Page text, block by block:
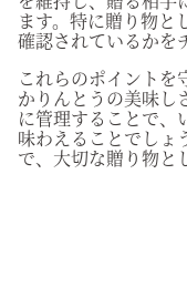
ます。特に贈り物と
確認されているかを
これらのポイントを
かりんとうの美味し
に管理することで、
味わえることでしょ
で、大切な贈り物と